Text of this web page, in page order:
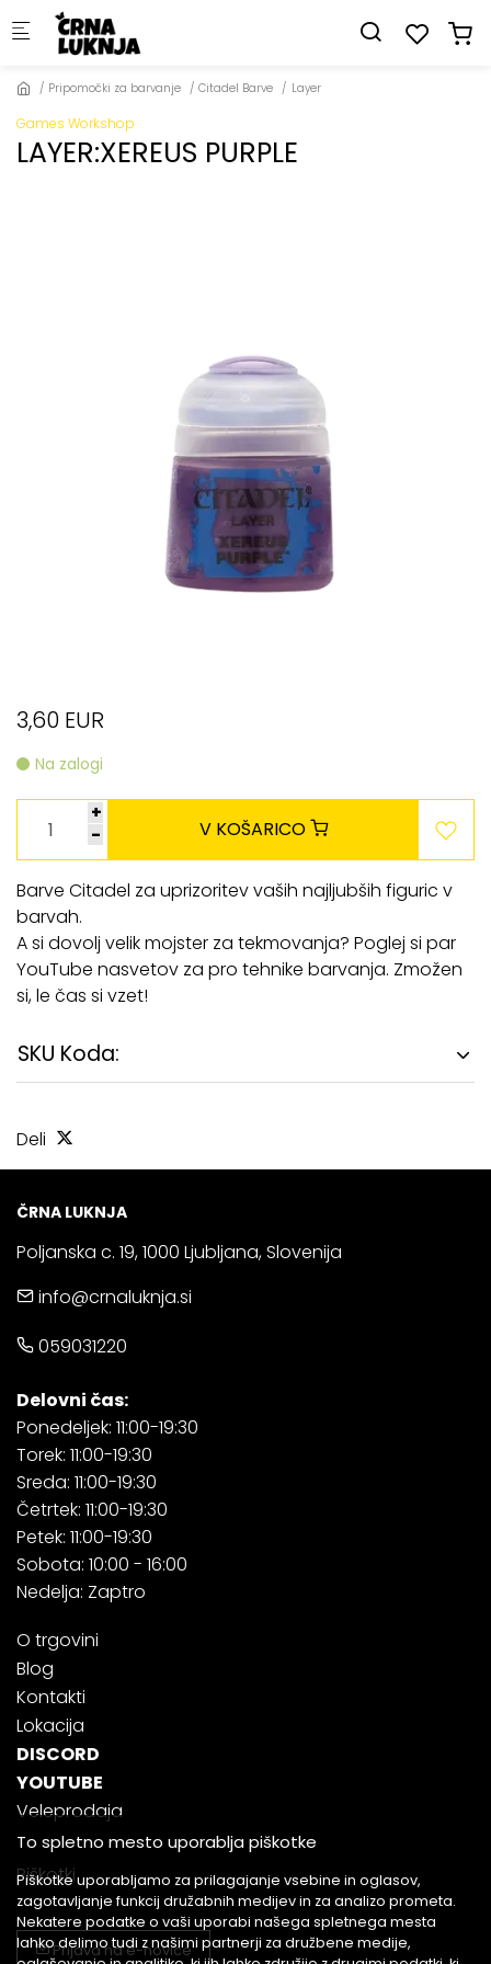
Skip to main content
Pripomočki za barvanje Citadel Barve Layer
Games Workshop
LAYER:XEREUS PURPLE
3,60 EUR
Na zalogi
+
-
V KOŠARICO
Barve Citadel za uprizoritev vaših najljubših figuric v
barvah.
A si dovolj velik mojster za tekmovanja? Poglej si par
YouTube nasvetov za pro tehnike barvanja. Zmožen
si, le čas si vzet!
SKU Koda:
Deli
ČRNA LUKNJA
Poljanska c. 19, 1000 Ljubljana, Slovenija
info@crnaluknja.si
059031220
Delovni čas:
Ponedeljek: 11:00-19:30
Torek: 11:00-19:30
Sreda: 11:00-19:30
Četrtek: 11:00-19:30
Petek: 11:00-19:30
Sobota: 10:00 - 16:00
Nedelja: Zaptro
O trgovini
Blog
Kontakti
Lokacija
DISCORD
YOUTUBE
Veleprodaja
Piškotki
Prijava na e-novice
To spletno mesto uporablja piškotke
Piškotke uporabljamo za prilagajanje vsebine in oglasov,
zagotavljanje funkcij družabnih medijev in za analizo prometa.
Nekatere podatke o vaši uporabi našega spletnega mesta
lahko delimo tudi z našimi partnerji za družbene medije,